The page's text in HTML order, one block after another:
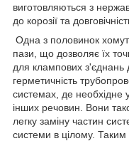
виготовляються з
до корозії та
Одна з половинок
пази, що дозволяє їх
для клампових з'єднань
герметичність
системах, де необхідне
інших речовин. Вони
легку заміну частин
системи в цілому.